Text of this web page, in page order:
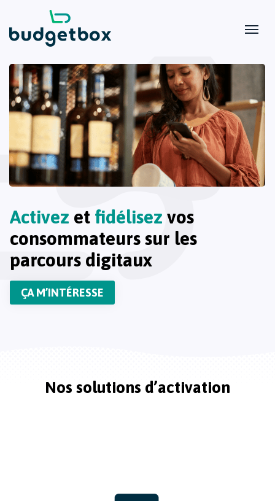
Activez et fidélisez vos
consommateurs sur les
parcours digitaux
ÇA M’INTÉRESSE
Nos solutions d’activation